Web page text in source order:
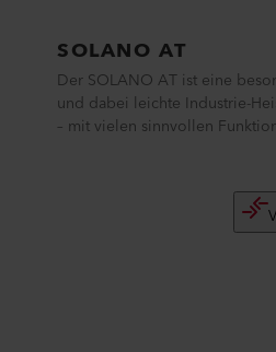
SOLANO AT
Der SOLANO AT ist eine
und dabei leichte Industrie-
– mit vielen sinnvollen